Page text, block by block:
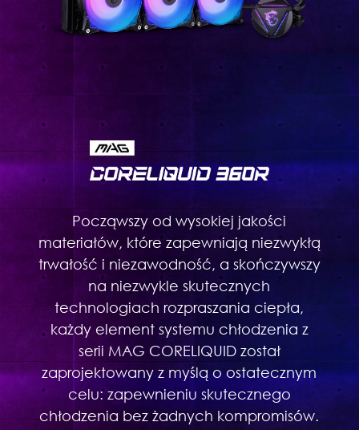
Począwszy od wysokiej jakości
materiałów, które zapewniają niezwykłą
trwałość i niezawodność, a skończywszy
na niezwykle skutecznych
technologiach rozpraszania ciepła,
każdy element systemu chłodzenia z
serii MAG CORELIQUID został
zaprojektowany z myślą o ostatecznym
celu: zapewnieniu skutecznego
chłodzenia bez żadnych kompromisów.